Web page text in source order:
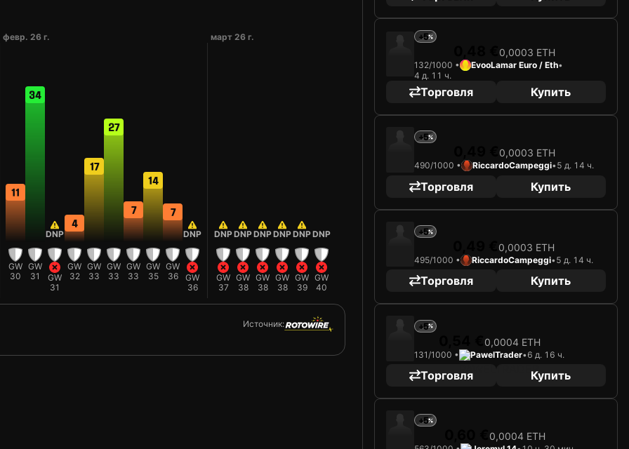
февр. 26 г.
11
GW
30
34
GW
31
DNP
GW
31
4
GW
32
17
GW
33
27
GW
33
7
GW
33
14
GW
35
7
GW
36
DNP
GW
36
март 26 г.
DNP
GW
37
DNP
GW
38
DNP
GW
38
DNP
GW
38
DNP
GW
39
DNP
GW
40
Источник:
+5
0,0003 ETH
132/1000 • EvooLamar Euro / Eth•
4 д. 11 ч.
Торговля Купить
+5
0,0003 ETH
490/1000 • RiccardoCampeggi•5 д. 14 ч.
Торговля Купить
+5
0,0003 ETH
495/1000 • RiccardoCampeggi•5 д. 14 ч.
Торговля Купить
+5
0,0004 ETH
131/1000 • PawelTrader•6 д. 16 ч.
Торговля Купить
+5
0,0004 ETH